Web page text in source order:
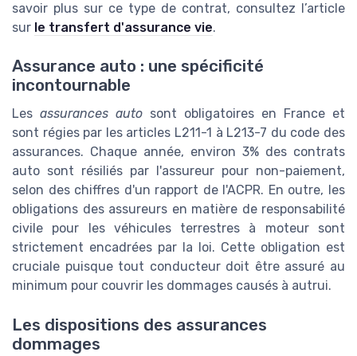
savoir plus sur ce type de contrat, consultez l’article
sur le transfert d'assurance vie.
Assurance auto : une spécificité
incontournable
Les assurances auto sont obligatoires en France et
sont régies par les articles L211-1 à L213-7 du code des
assurances. Chaque année, environ 3% des contrats
auto sont résiliés par l'assureur pour non-paiement,
selon des chiffres d'un rapport de l'ACPR. En outre, les
obligations des assureurs en matière de responsabilité
civile pour les véhicules terrestres à moteur sont
strictement encadrées par la loi. Cette obligation est
cruciale puisque tout conducteur doit être assuré au
minimum pour couvrir les dommages causés à autrui.
Les dispositions des assurances
dommages